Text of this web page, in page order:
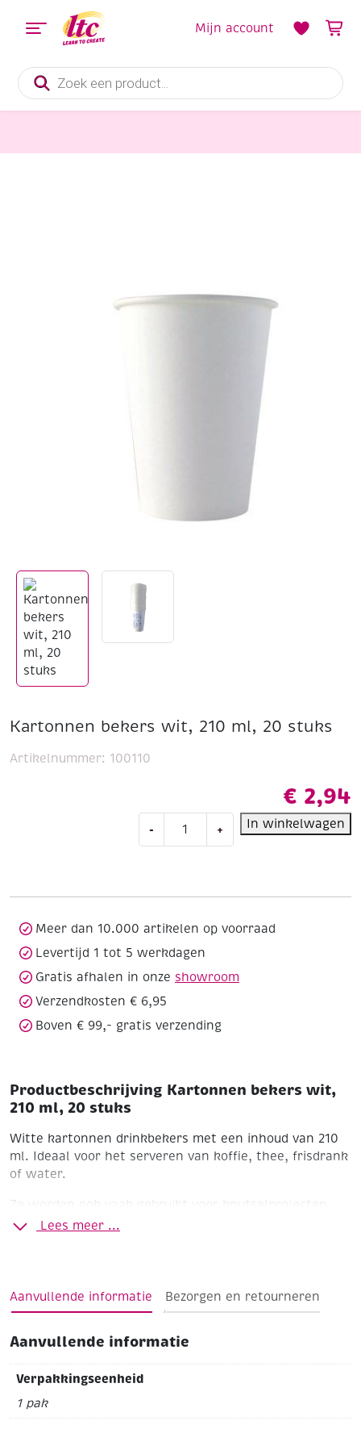
Producten
zoeken
Mijn account
Kartonnen bekers wit, 210 ml, 20 stuks
€ 2,94
-
stuks
aantal
+ In winkelwagen
Artikelnummer: 100110
Meer dan 10.000 artikelen op voorraad
Levertijd 1 tot 5 werkdagen
Gratis afhalen in onze showroom
Verzendkosten € 6,95
Boven € 99,- gratis verzending
Productbeschrijving Kartonnen bekers wit,
210 ml, 20 stuks
Witte kartonnen drinkbekers met een inhoud van 210
ml. Ideaal voor het serveren van koffie, thee, frisdrank
of water.
Ze worden ook vaak gebruikt voor knutselprojecten,
spelletjes of decoratie. Hier zijn een paar ideeën:
beschilderen met verf of stiften
beplakken met stickers, papier of glitter
er gezichtjes op tekenen en er
Leuk voor kinderactiviteiten, scholen of feestjes.
Lees meer ...
Aanvullende informatie Bezorgen en retourneren
Aanvullende informatie
Verpakkingseenheid
1 pak